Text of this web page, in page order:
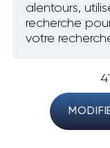
alentours,
recherche
votre